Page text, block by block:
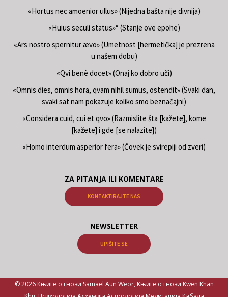
«Hortus nec amoenior ullus» (Nijedna bašta nije divnija)
«Huius seculi status»“ (Stanje ove epohe)
«Ars nostro spernitur ævo» (Umetnost [hermetička] je prezrena
u našem dobu)
«Qvi benè docet» (Onaj ko dobro uči)
«Omnis dies, omnis hora, qvam nihil sumus, ostendit» (Svaki dan,
svaki sat nam pokazuje koliko smo beznačajni)
«Considera cuid, cui et qvo» (Razmislite šta [kažete], kome
[kažete] i gde [se nalazite])
«Homo interdum asperior fera» (Čovek je svirepiji od zveri)
ZA PITANJA ILI KOMENTARE
KONTAKTIRAJTE NAS
NEWSLETTER
UPIŠITE SE
© 2026 Књиге о гнози Samael Aun Weor, Књиге о гнози Kwen Khan